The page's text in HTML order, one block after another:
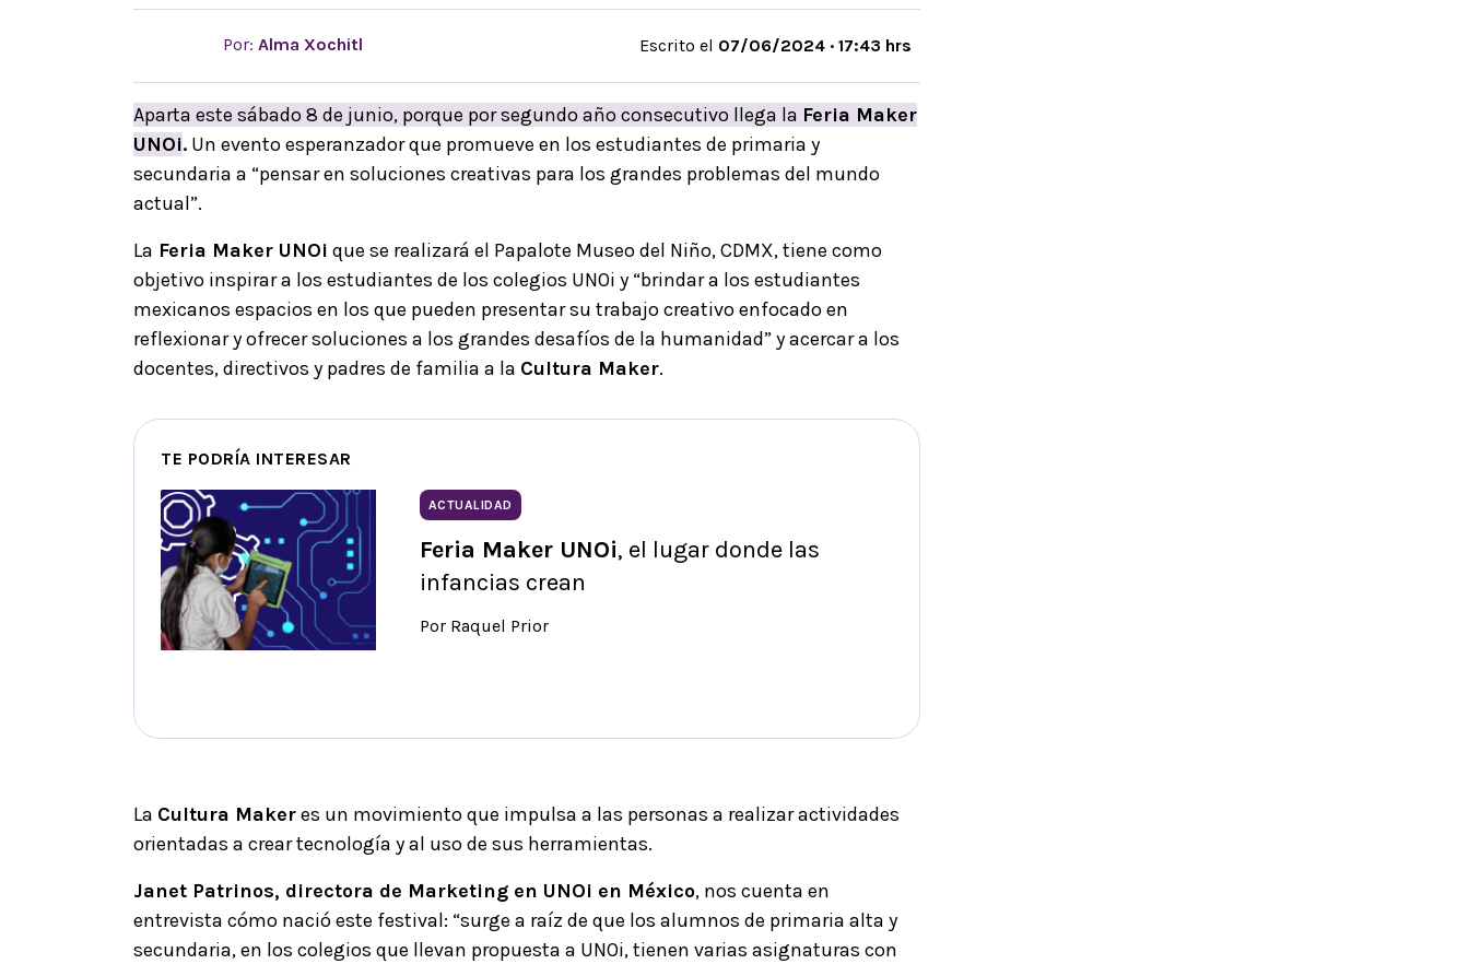
Por: Alma Xochitl Escrito el 07/06/2024 · 17:43 hrs
Aparta este sábado 8 de junio, porque por segundo año consecutivo llega la Feria Maker
UNOi. Un evento esperanzador que promueve en los estudiantes de primaria y
secundaria a “pensar en soluciones creativas para los grandes problemas del mundo
actual”.
La Feria Maker UNOi que se realizará el Papalote Museo del Niño, CDMX, tiene como
objetivo inspirar a los estudiantes de los colegios UNOi y “brindar a los estudiantes
mexicanos espacios en los que pueden presentar su trabajo creativo enfocado en
reflexionar y ofrecer soluciones a los grandes desafíos de la humanidad” y acercar a los
docentes, directivos y padres de familia a la Cultura Maker.
TE PODRÍA INTERESAR
ACTUALIDAD
Feria Maker UNOi, el lugar donde las
infancias crean
Por Raquel Prior
La Cultura Makeres un movimiento que impulsa a las personas a realizar actividades
orientadas a crear tecnología y al uso de sus herramientas.
Janet Patrinos, directora de Marketing en UNOi en México, nos cuenta en
entrevista cómo nació este festival: “surge a raíz de que los alumnos de primaria alta y
secundaria, en los colegios que llevan propuesta a UNOi, tienen varias asignaturas con